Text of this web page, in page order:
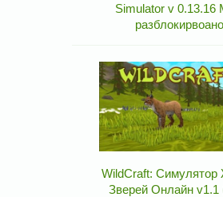
Simulator v 0.13.16
разблокирвоано
WildCraft: Симулятор
Зверей Онлайн